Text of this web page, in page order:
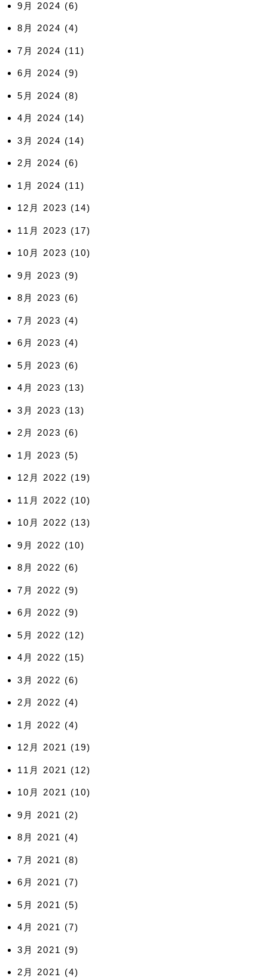
9月 2024 (6)
8月 2024 (4)
7月 2024 (11)
6月 2024 (9)
5月 2024 (8)
4月 2024 (14)
3月 2024 (14)
2月 2024 (6)
1月 2024 (11)
12月 2023 (14)
11月 2023 (17)
10月 2023 (10)
9月 2023 (9)
8月 2023 (6)
7月 2023 (4)
6月 2023 (4)
5月 2023 (6)
4月 2023 (13)
3月 2023 (13)
2月 2023 (6)
1月 2023 (5)
12月 2022 (19)
11月 2022 (10)
10月 2022 (13)
9月 2022 (10)
8月 2022 (6)
7月 2022 (9)
6月 2022 (9)
5月 2022 (12)
4月 2022 (15)
3月 2022 (6)
2月 2022 (4)
1月 2022 (4)
12月 2021 (19)
11月 2021 (12)
10月 2021 (10)
9月 2021 (2)
8月 2021 (4)
7月 2021 (8)
6月 2021 (7)
5月 2021 (5)
4月 2021 (7)
3月 2021 (9)
2月 2021 (4)